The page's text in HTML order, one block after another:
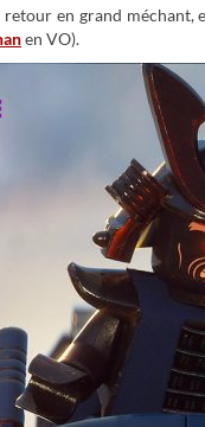
en grand méchant,
en VO).